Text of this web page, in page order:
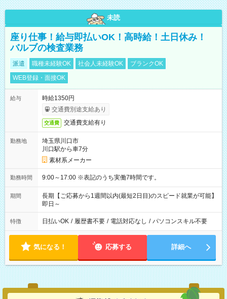
未読
座り仕事！給与即払いOK！高時給！土日休み！
バルブの検査業務
派遣 職種未経験OK 社会人未経験OK
ブランクOK
WEB登録・面接OK
給与
時給1350円
交通費別途支給あり
交通費 交通費支給有り
勤務地
埼玉県川口市
川口駅から車7分
素材系メーカー
勤務時間 9:00～17:00 ※表記のうち実働7時間です。
期間
長期【ご応募から1週間以内(最短2日目)のスピード就業が可能】
即日～
特徴 日払いOK / 履歴書不要 / 電話対応なし / パソコンスキル不要
気になる！ 応募する 詳細へ